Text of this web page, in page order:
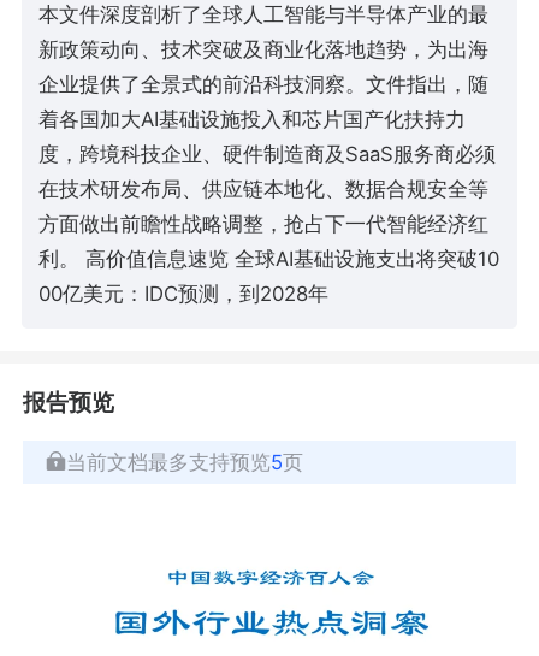
本文件深度剖析了全球人工智能与半导体产业的最
新政策动向、技术突破及商业化落地趋势，为出海
企业提供了全景式的前沿科技洞察。文件指出，随
着各国加大AI基础设施投入和芯片国产化扶持力
度，跨境科技企业、硬件制造商及SaaS服务商必须
在技术研发布局、供应链本地化、数据合规安全等
方面做出前瞻性战略调整，抢占下一代智能经济红
利。 高价值信息速览 全球AI基础设施支出将突破10
00亿美元：IDC预测，到2028年
报告预览
当前文档最多支持预览5页